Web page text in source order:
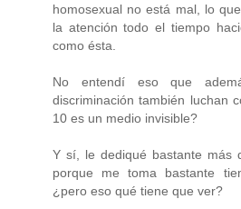
homosexual no está mal, lo
la atención todo el tiempo
como ésta.
No entendí eso que
discriminación también luchan
10 es un medio invisible?
Y sí, le dediqué bastante más
porque me toma bastante
¿pero eso qué tiene que ver?